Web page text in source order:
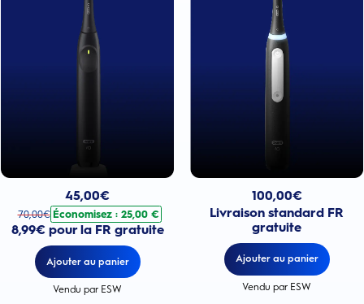
45,00€
70,00€ Économisez : 25,00 €
8,99€ pour la FR gratuite
Ajouter au panier
Vendu par ESW
100,00€
Livraison standard FR
gratuite
Ajouter au panier
Vendu par ESW